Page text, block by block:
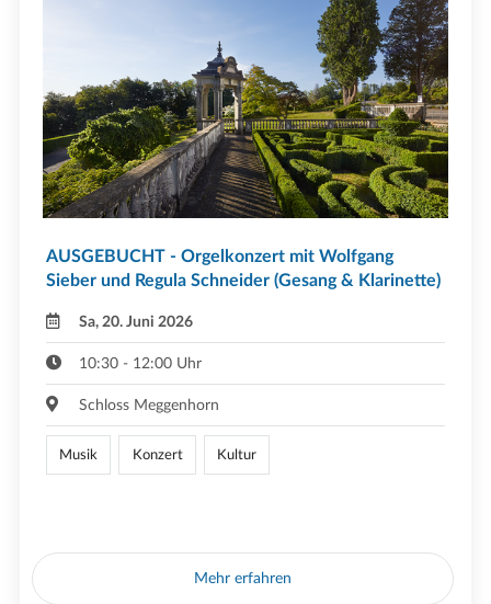
AUSGEBUCHT - Orgelkonzert mit Wolfgang
Sieber und Regula Schneider (Gesang & Klarinette)
Sa, 20. Juni 2026
10:30 - 12:00 Uhr
Schloss Meggenhorn
Musik Konzert Kultur
Mehr erfahren